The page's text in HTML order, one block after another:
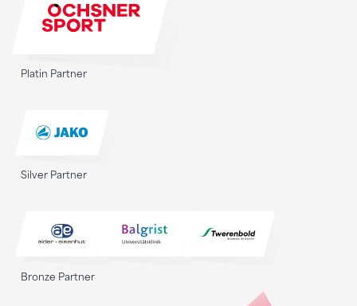
Platin Partner
Silver Partner
Bronze Partner